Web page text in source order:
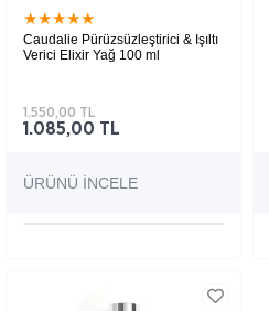
★★★★★
Caudalie Pürüzsüzleştirici & Işıltı
Verici Elixir Yağ 100 ml
1.085,00 TL
1.550,00 TL
ÜRÜNÜ İNCELE